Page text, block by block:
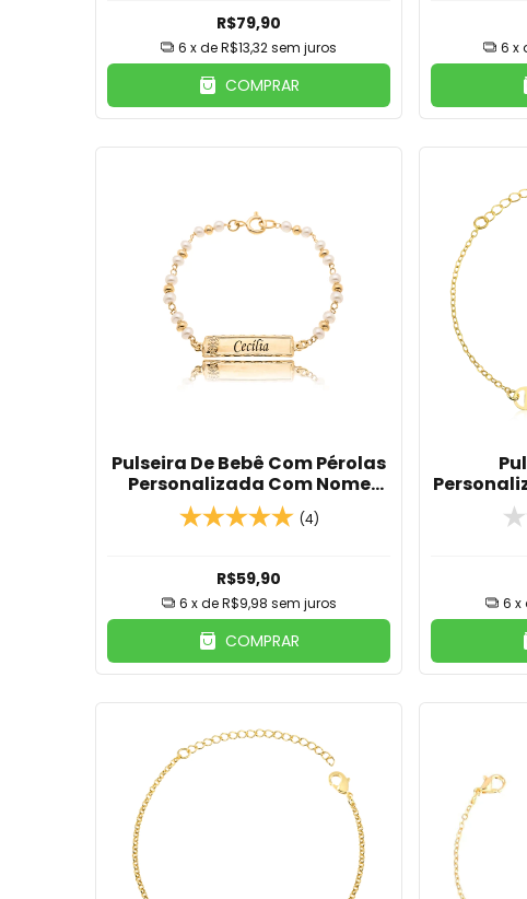
R$79,90
6 x deR$13,32sem juros
COMPRAR
6 x
Pulseira De Bebê Com Pérolas
Personalizada Com Nome
Banhado Em Ouro 18K
(4)
R$59,90
6 x deR$9,98 sem juros
COMPRAR
Nome
6 x